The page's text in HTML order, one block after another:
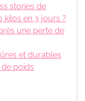
stories de
kilos en 3 jours ?
une perte de
et durables
poids